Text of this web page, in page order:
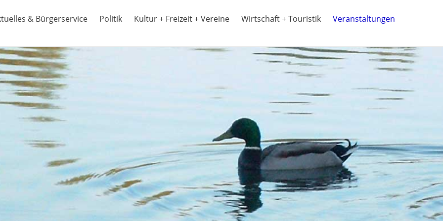
& Bürgerservice Politik Kultur + Freizeit + Vereine Wirtschaft + Touristik Veranstaltungen